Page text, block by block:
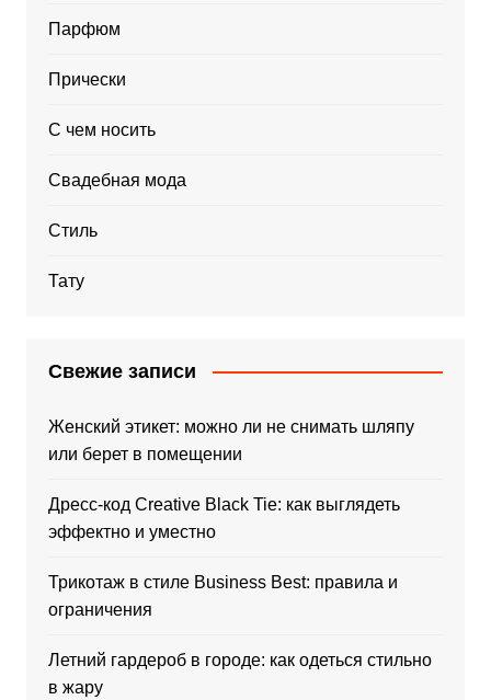
Парфюм
Прически
С чем носить
Свадебная мода
Стиль
Тату
Свежие записи
Женский этикет: можно ли не снимать шляпу
или берет в помещении
Дресс-код Creative Black Tie: как выглядеть
эффектно и уместно
Трикотаж в стиле Business Best: правила и
ограничения
Летний гардероб в городе: как одеться стильно
в жару